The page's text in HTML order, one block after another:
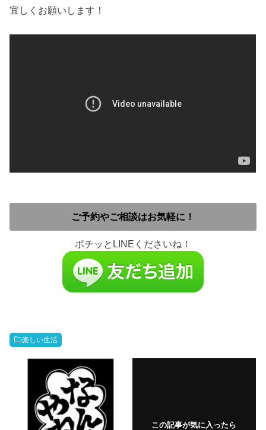
宜しくお願いします！
ご予約やご相談はお気軽に！
ポチッとLINEくださいね！
楽しい生活
この記事が気に入ったら